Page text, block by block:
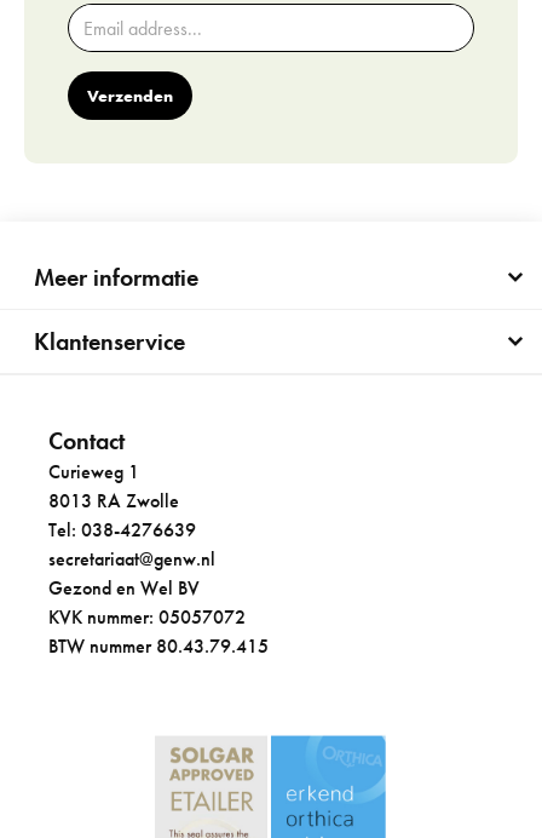
Verzenden
Meer informatie
Klantenservice
Contact
Curieweg 1
8013 RA Zwolle
Tel: 038-4276639
secretariaat@genw.nl
Gezond en Wel BV
KVK nummer: 05057072
BTW nummer 80.43.79.415